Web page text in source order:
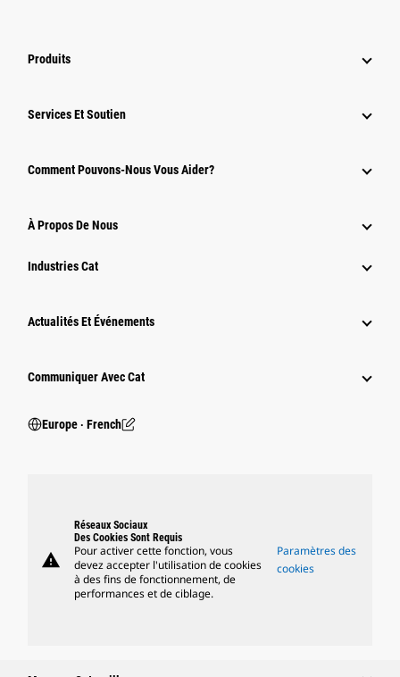
Produits
Services Et Soutien
Comment Pouvons-Nous Vous Aider?
À Propos De Nous
Industries Cat
Actualités Et Événements
Communiquer Avec Cat
Europe ‧ French
warning
Réseaux Sociaux
Des Cookies Sont Requis
Pour activer cette fonction, vous
devez accepter l'utilisation de cookies
à des fins de fonctionnement, de
performances et de ciblage.
Paramètres des
cookies